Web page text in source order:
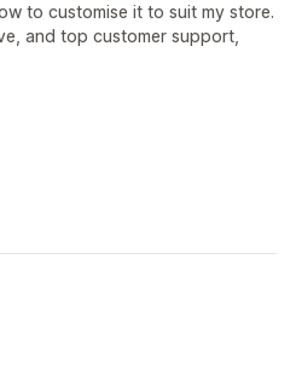
to customise it to suit my store.
and top customer support,